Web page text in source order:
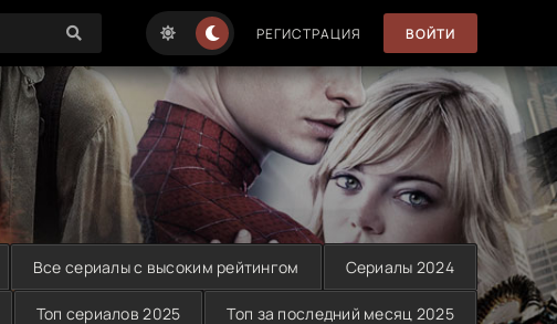
РЕГИСТРАЦИЯ ВОЙТИ
Все сериалы с высоким рейтингом Сериалы 2024
Топ сериалов 2025 Топ за последний месяц 2025